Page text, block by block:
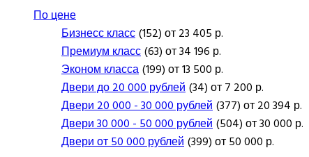
По цене
Бизнесс класс(152) от 23 405 р.
Премиум класс(63) от 34 196 р.
Эконом класса(199) от 13 500 р.
Двери до 20 000 рублей(34) от 7 200 р.
Двери 20 000 - 30 000 рублей(377) от 20 394 р.
Двери 30 000 - 50 000 рублей(504) от 30 000 р.
Двери от 50 000 рублей(399) от 50 000 р.